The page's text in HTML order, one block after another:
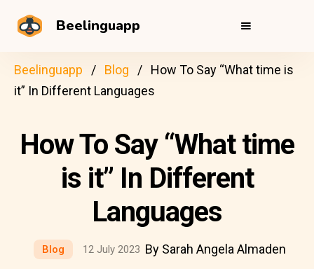
Beelinguapp
Beelinguapp Blog
How To Say “What time is
it” In Different Languages
How To Say “What time
is it” In Different
Languages
Blog 12 July 2023 By Sarah Angela Almaden